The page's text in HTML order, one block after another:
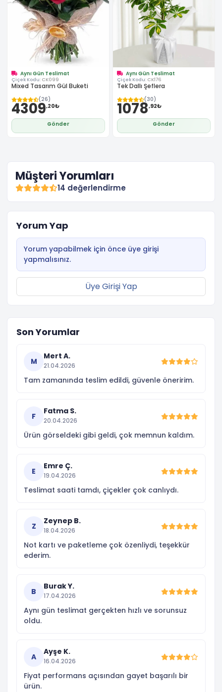
Aynı Gün Teslimat
Çiçek Kodu: CK099
Mixed Tasarım Gül Buketi
(26)
4309,20₺
Gönder
Aynı Gün Teslimat
Çiçek Kodu: CK176
Tek Dallı Şeflera
(30)
1078,92₺
Gönder
Müşteri Yorumları
14 değerlendirme
Yorum Yap
Yorum yapabilmek için önce üye girişi
yapmalısınız.
Üye Girişi Yap
Son Yorumlar
M
Mert A.
21.04.2026
Tam zamanında teslim edildi, güvenle öneririm.
F
Fatma S.
20.04.2026
Ürün görseldeki gibi geldi, çok memnun kaldım.
E
Emre Ç.
19.04.2026
Teslimat saati tamdı, çiçekler çok canlıydı.
Z
Zeynep B.
18.04.2026
Not kartı ve paketleme çok özenliydi, teşekkür
ederim.
B
Burak Y.
17.04.2026
Aynı gün teslimat gerçekten hızlı ve sorunsuz
oldu.
A
Ayşe K.
16.04.2026
Fiyat performans açısından gayet başarılı bir
ürün.